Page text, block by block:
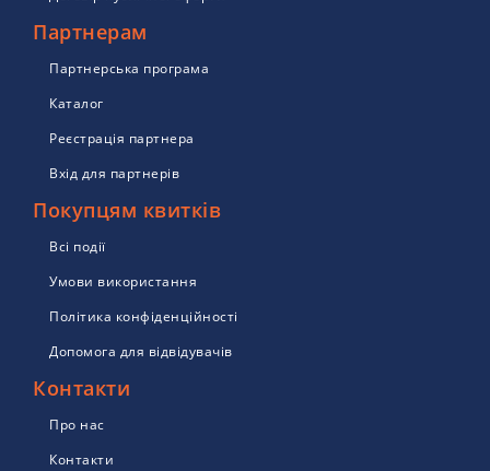
Партнерам
Партнерська програма
Каталог
Реєстрація партнера
Вхід для партнерів
Покупцям квитків
Всі події
Умови використання
Політика конфіденційності
Допомога для відвідувачів
Контакти
Про нас
Контакти